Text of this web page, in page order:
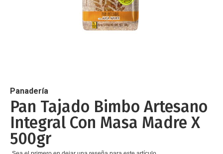
de
la
galería
de
imágenes
Panadería
Pan Tajado Bimbo Artesano
Integral Con Masa Madre X
500gr